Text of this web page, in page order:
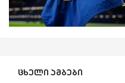
ცხელი ამბები